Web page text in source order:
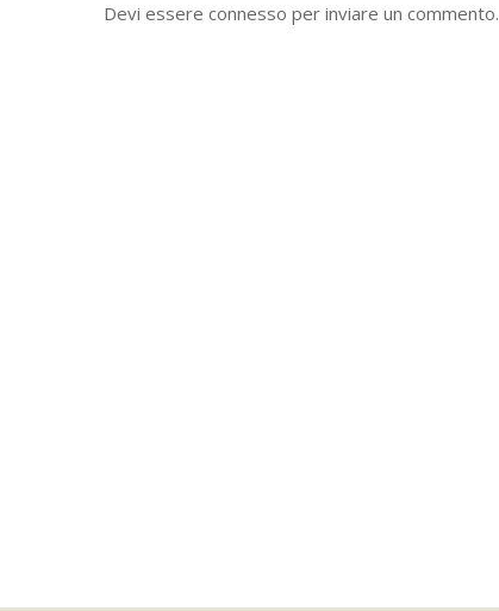
Devi essere connesso per inviare un commento.